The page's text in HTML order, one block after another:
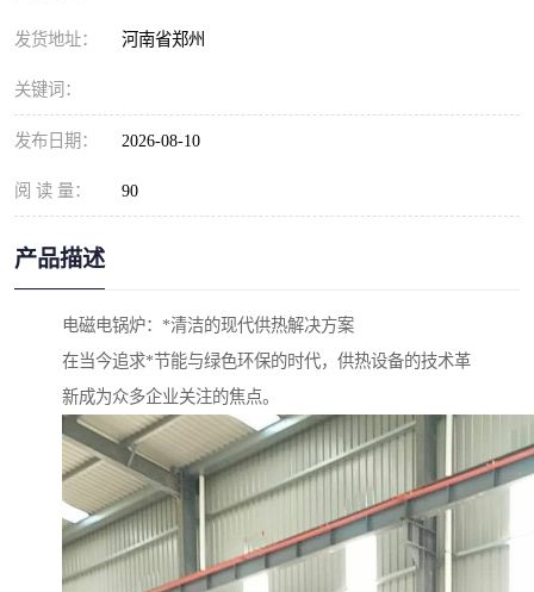
发货地址： 河南省郑州
关键词：
发布日期： 2026-08-10
阅 读 量： 90
产品描述
电磁电锅炉：*清洁的现代供热解决方案
在当今追求*节能与绿色环保的时代，供热设备的技术革
新成为众多企业关注的焦点。